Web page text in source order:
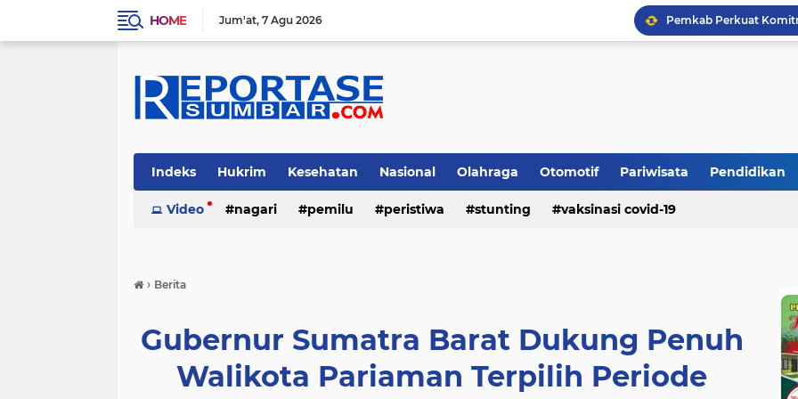
HOME Jum'at 7 Agu 2026
Longsor Ganggu Akses
Indeks Hukrim Kesehatan Nasional Olahraga Otomotif Pariwisata Pendidikan
Video nagari pemilu peristiwa stunting vaksinasi covid-19
› Berita
Gubernur Sumatra Barat Dukung Penuh
Walikota Pariaman Terpilih Periode